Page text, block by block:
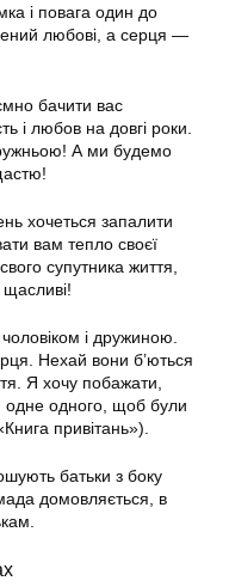
і повага один до
любові, а серця —
бачити вас
і любов на довгі роки.
А ми будемо
хочеться запалити
вам тепло своєї
супутника життя,
щасливі!
і дружиною.
Нехай вони б’ються
Я хочу побажати,
одне одного, щоб були
привітань»).
батьки з боку
домовляється, в